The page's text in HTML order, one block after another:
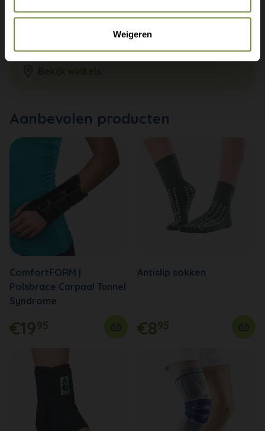
Weigeren
+31 (0)20 760 47 20
info@thuiszorgwinkelonline.nl
Aanbevolen producten
ComfortFORM |
Polsbrace Carpaal Tunnel
Syndrome
€1995
Antislip sokken
€895